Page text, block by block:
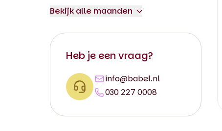
Mei
Augustus
September
Oktober
November
Bekijk alle maanden
Heb je een vraag?
info@babel.nl
030 227 0008